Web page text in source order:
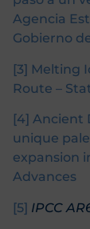
Agencia
Gobierno
[3] Melting
Route –
[4] Ancient
unique
expansion
Advances
[5] IPCC